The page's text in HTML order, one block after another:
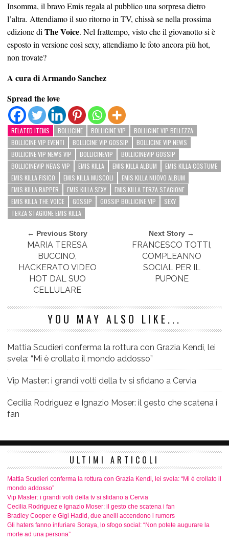
Insomma, il bravo Emis regala al pubblico una sorpresa dietro
l’altra. Attendiamo il suo ritorno in TV, chissà se nella prossima
edizione diThe Voice. Nel frattempo, visto che il giovanotto si è
esposto in versione così sexy, attendiamo le foto ancora più hot,
non trovate?
A cura di Armando Sanchez
Spread the love
RELATED ITEMS BOLLICINE BOLLICINE VIP
BOLLICINE VIP BELLEZZA
BOLLICINE VIP EVENTI
BOLLICINE VIP GOSSIP
BOLLICINE VIP NEWS
BOLLICINE VIP NEWS VIP
BOLLICINEVIP
BOLLICINEVIP GOSSIP
BOLLICINEVIP NEWS VIP
EMIS KILLA EMIS KILLA ALBUM
EMIS KILLA COSTUME
EMIS KILLA FISICO
EMIS KILLA MUSCOLI
EMIS KILLA NUOVO ALBUM
EMIS KILLA RAPPER
EMIS KILLA SEXY
EMIS KILLA TERZA STAGIONE
EMIS KILLA THE VOICE
GOSSIP GOSSIP BOLLICINE VIP
SEXY
TERZA STAGIONE EMIS KILLA
← Previous Story
MARIA TERESA
BUCCINO,
HACKERATO VIDEO
HOT DAL SUO
CELLULARE
Next Story →
FRANCESCO TOTTI,
COMPLEANNO
SOCIAL PER IL
PUPONE
YOU MAY ALSO LIKE...
Mattia Scudieri conferma la rottura con Grazia Kendi, lei
svela: “Mi è crollato il mondo addosso”
Vip Master: i grandi volti della tv si sfidano a Cervia
Cecilia Rodriguez e Ignazio Moser: il gesto che scatena i
fan
ULTIMI ARTICOLI
Mattia Scudieri conferma la rottura con Grazia Kendi, lei svela: “Mi è crollato il
mondo addosso”
Vip Master: i grandi volti della tv si sfidano a Cervia
Cecilia Rodriguez e Ignazio Moser: il gesto che scatena i fan
Bradley Cooper e Gigi Hadid, due anelli accendono i rumors
Gli haters fanno infuriare Soraya, lo sfogo social: “Non potete augurare la
morte ad una persona”